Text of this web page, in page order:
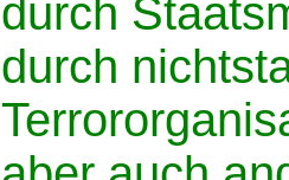
durch
durch